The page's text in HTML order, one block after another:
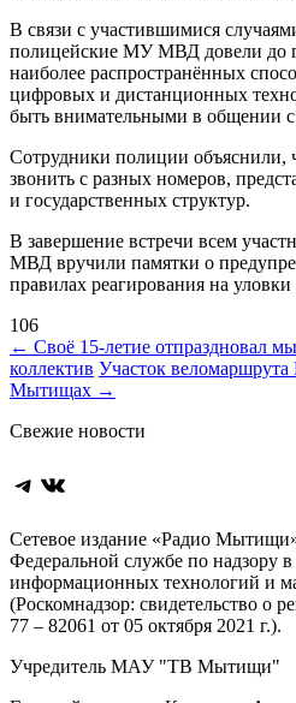
В связи с участившимися
полицейские МУ МВД довели до
наиболее распространённых
цифровых и дистанционных
быть внимательными в общении
Сотрудники полиции объяснили,
звонить с разных номеров,
и государственных структур.
В завершение встречи всем
МВД вручили памятки о
правилах реагирования на
106
Навигация
по
← Своё 15-летие отпраздновал
коллектив Участок
Мытищах →
Свежие новости
Telegram
ВКонтакте
Сетевое издание «Радио
Федеральной службе по надзору в
информационных технологий и
(Роскомнадзор: свидетельство о
77 – 82061 от 05 октября 2021 г.).
Учредитель МАУ "ТВ Мытищи"